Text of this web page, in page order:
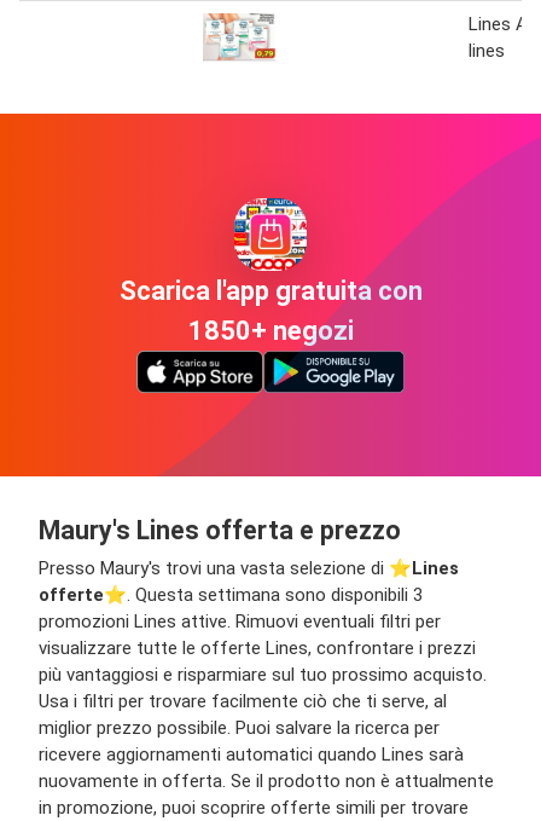
Lines
lines
Scarica l'app gratuita con
1850+ negozi
Maury's Lines offerta e prezzo
Presso Maury's trovi una vasta selezione di ⭐️Lines
offerte⭐️. Questa settimana sono disponibili 3
promozioni Lines attive. Rimuovi eventuali filtri per
visualizzare tutte le offerte Lines, confrontare i prezzi
più vantaggiosi e risparmiare sul tuo prossimo acquisto.
Usa i filtri per trovare facilmente ciò che ti serve, al
miglior prezzo possibile. Puoi salvare la ricerca per
ricevere aggiornamenti automatici quando Lines sarà
nuovamente in offerta. Se il prodotto non è attualmente
in promozione, puoi scoprire offerte simili per trovare